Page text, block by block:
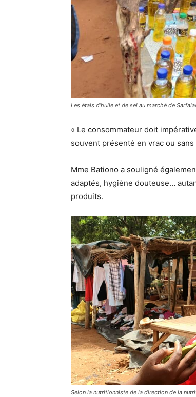
Les étals d’huile et de sel au marché de
« Le consommateur doit
souvent présenté en vrac ou
Mme Bationo a souligné
adaptés, hygiène douteuse…
produits.
Selon la nutritionniste de la direction de la